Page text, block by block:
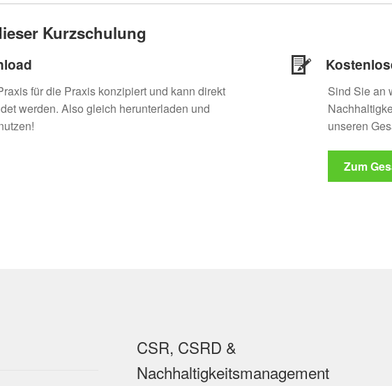
Kurzschulung
für die Praxis konzipiert und kann direkt
werden. Also gleich herunterladen und
Sind Sie an
unseren
Zum
CSR, CSRD &
Nachhaltigkeitsmanagement